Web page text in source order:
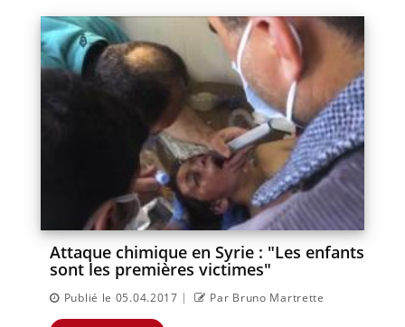
Attaque chimique en Syrie : "Les enfants
sont les premières victimes"
Publié le 05.04.2017 | Par Bruno Martrette